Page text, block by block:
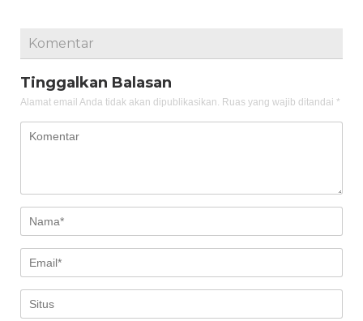
Komentar
Tinggalkan Balasan
Alamat email Anda tidak akan dipublikasikan. Ruas yang wajib ditandai *